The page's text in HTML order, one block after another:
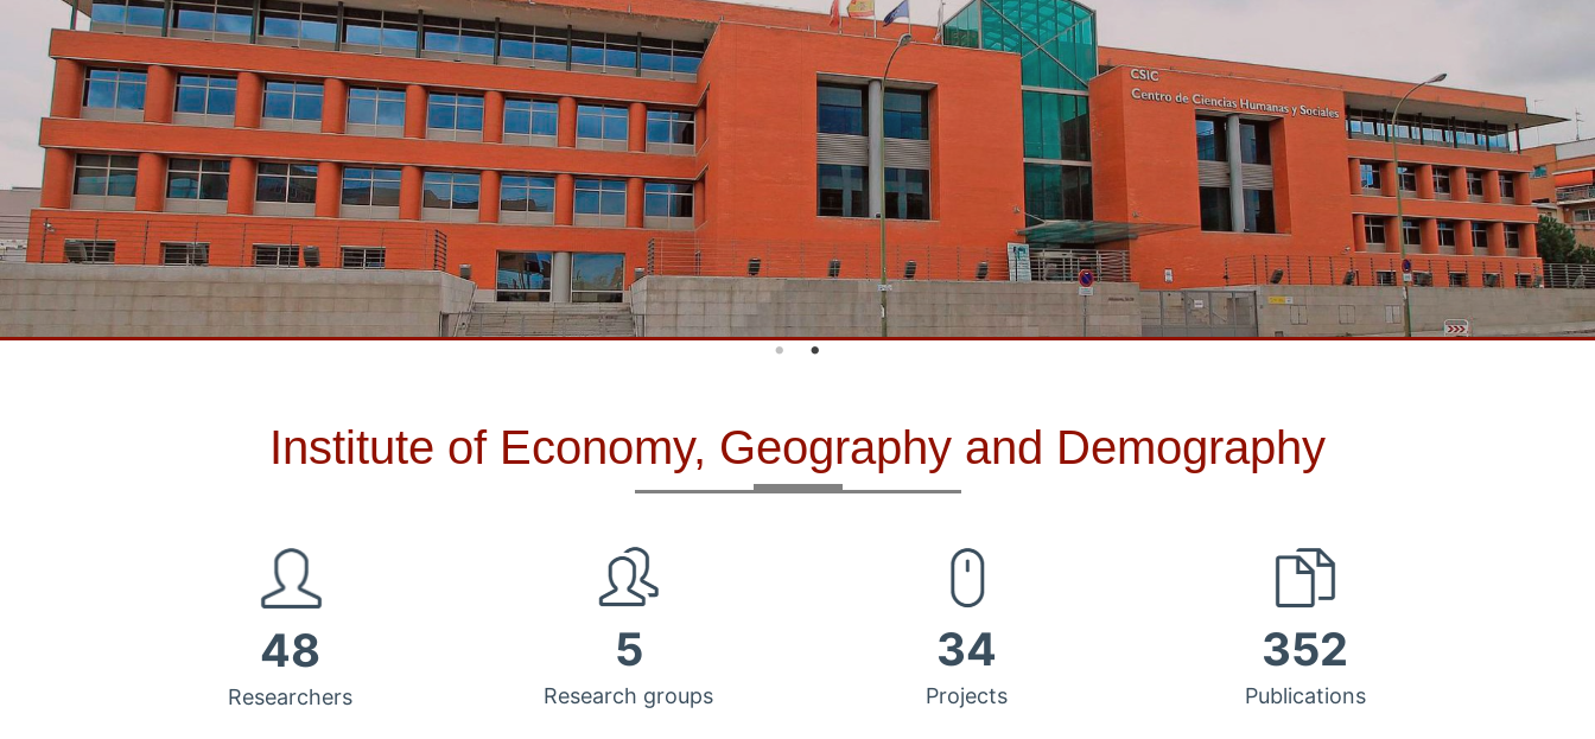
Institute of Economy, Geography and Demography
48
Researchers
5
Research groups
34
Projects
352
Publications